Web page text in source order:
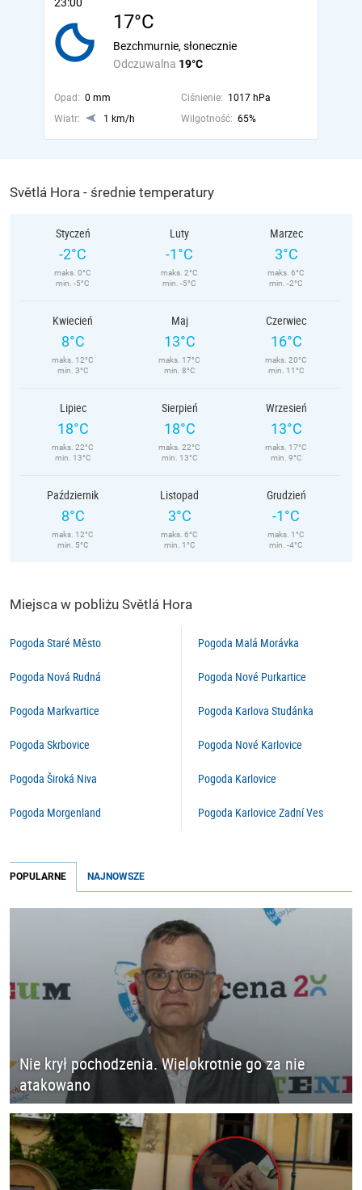
17°C
Odczuwalna 19°C
Bezchmurnie, słonecznie
Opad: 0 mm Ciśnienie: 1017 hPa
Wiatr:
1 km/h Wilgotność: 65%
Světlá Hora - średnie temperatury
Styczeń
-2°C
maks. 0°C
min. -5°C
Luty
-1°C
maks. 2°C
min. -5°C
Marzec
3°C
maks. 6°C
min. -2°C
Kwiecień
8°C
maks. 12°C
min. 3°C
Maj
13°C
maks. 17°C
min. 8°C
Czerwiec
16°C
maks. 20°C
min. 11°C
Lipiec
18°C
maks. 22°C
min. 13°C
Sierpień
18°C
maks. 22°C
min. 13°C
Wrzesień
13°C
maks. 17°C
min. 9°C
Październik
8°C
maks. 12°C
min. 5°C
Listopad
3°C
maks. 6°C
min. 1°C
Grudzień
-1°C
maks. 1°C
min. -4°C
Miejsca w pobliżu Světlá Hora
Pogoda Staré Město
Pogoda Nová Rudná
Pogoda Markvartice
Pogoda Skrbovice
Pogoda Široká Niva
Pogoda Morgenland
Pogoda Malá Morávka
Pogoda Nové Purkartice
Pogoda Karlova Studánka
Pogoda Nové Karlovice
Pogoda Karlovice
Pogoda Karlovice Zadní Ves
POPULARNE NAJNOWSZE
Nie krył pochodzenia. Wielokrotnie go za nie
atakowano